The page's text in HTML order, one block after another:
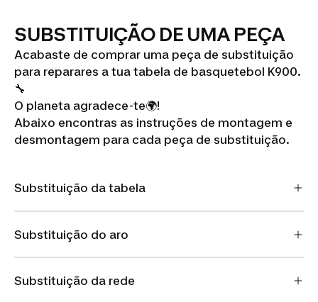
SUBSTITUIÇÃO DE UMA PEÇA
Acabaste de comprar uma peça de substituição
para reparares a tua tabela de basquetebol K900.
🔧
O planeta agradece-te🌍!
Abaixo encontras as instruções de montagem e
desmontagem para cada peça de substituição.
Substituição da tabela
Substituição do aro
Substituição da rede